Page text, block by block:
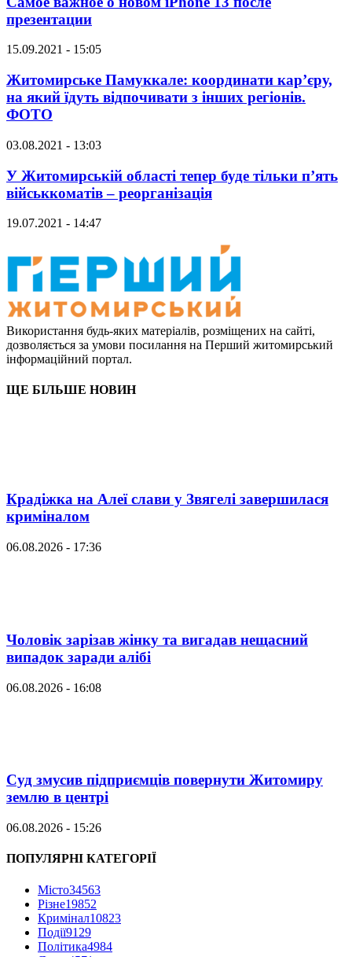
презентации
15.09.2021 - 15:05
Житомирське Памуккале: координати кар’єру,
на який їдуть відпочивати з інших регіонів.
ФОТО
03.08.2021 - 13:03
У Житомирській області тепер буде тільки п’ять
військкоматів – реорганізація
19.07.2021 - 14:47
Використання будь-яких матеріалів, розміщених на сайті,
дозволяється за умови посилання на Перший житомирський
інформаційний портал.
ЩЕ БІЛЬШЕ НОВИН
Крадіжка на Алеї слави у Звягелі завершилася
криміналом
06.08.2026 - 17:36
Чоловік зарізав жінку та вигадав нещасний
випадок заради алібі
06.08.2026 - 16:08
Суд змусив підприємців повернути Житомиру
землю в центрі
06.08.2026 - 15:26
ПОПУЛЯРНІ КАТЕГОРІЇ
Місто34563
Різне19852
Кримінал10823
Події9129
Політика4984